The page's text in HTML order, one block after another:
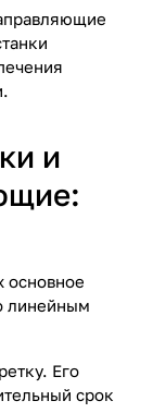
и
основное
линейным
Его
срок